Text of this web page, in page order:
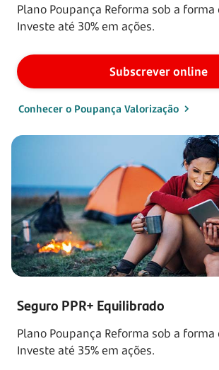
Plano Poupança Reforma sob a forma
Investe até 30% em ações.
Subscrever online
Conhecer o Poupança Valorização
Seguro PPR+ Equilibrado
Plano Poupança Reforma sob a forma
Investe até 35% em ações.